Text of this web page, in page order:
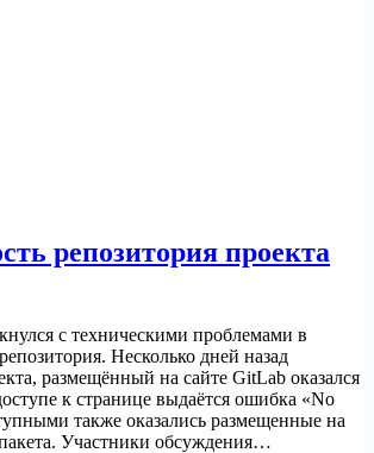
репозитория проекта
с техническими проблемами в
Несколько дней назад
размещённый на сайте GitLab оказался
к странице выдаётся ошибка «No
также оказались размещенные на
Участники обсуждения…